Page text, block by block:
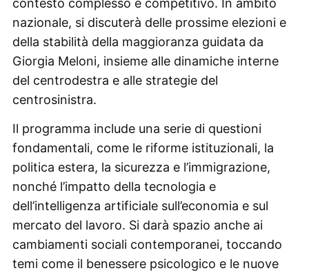
contesto complesso e competitivo. In ambito
nazionale, si discuterà delle prossime elezioni e
della stabilità della maggioranza guidata da
Giorgia Meloni, insieme alle dinamiche interne
del centrodestra e alle strategie del
centrosinistra.
Il programma include una serie di questioni
fondamentali, come le riforme istituzionali, la
politica estera, la sicurezza e l’immigrazione,
nonché l’impatto della tecnologia e
dell’intelligenza artificiale sull’economia e sul
mercato del lavoro. Si darà spazio anche ai
cambiamenti sociali contemporanei, toccando
temi come il benessere psicologico e le nuove